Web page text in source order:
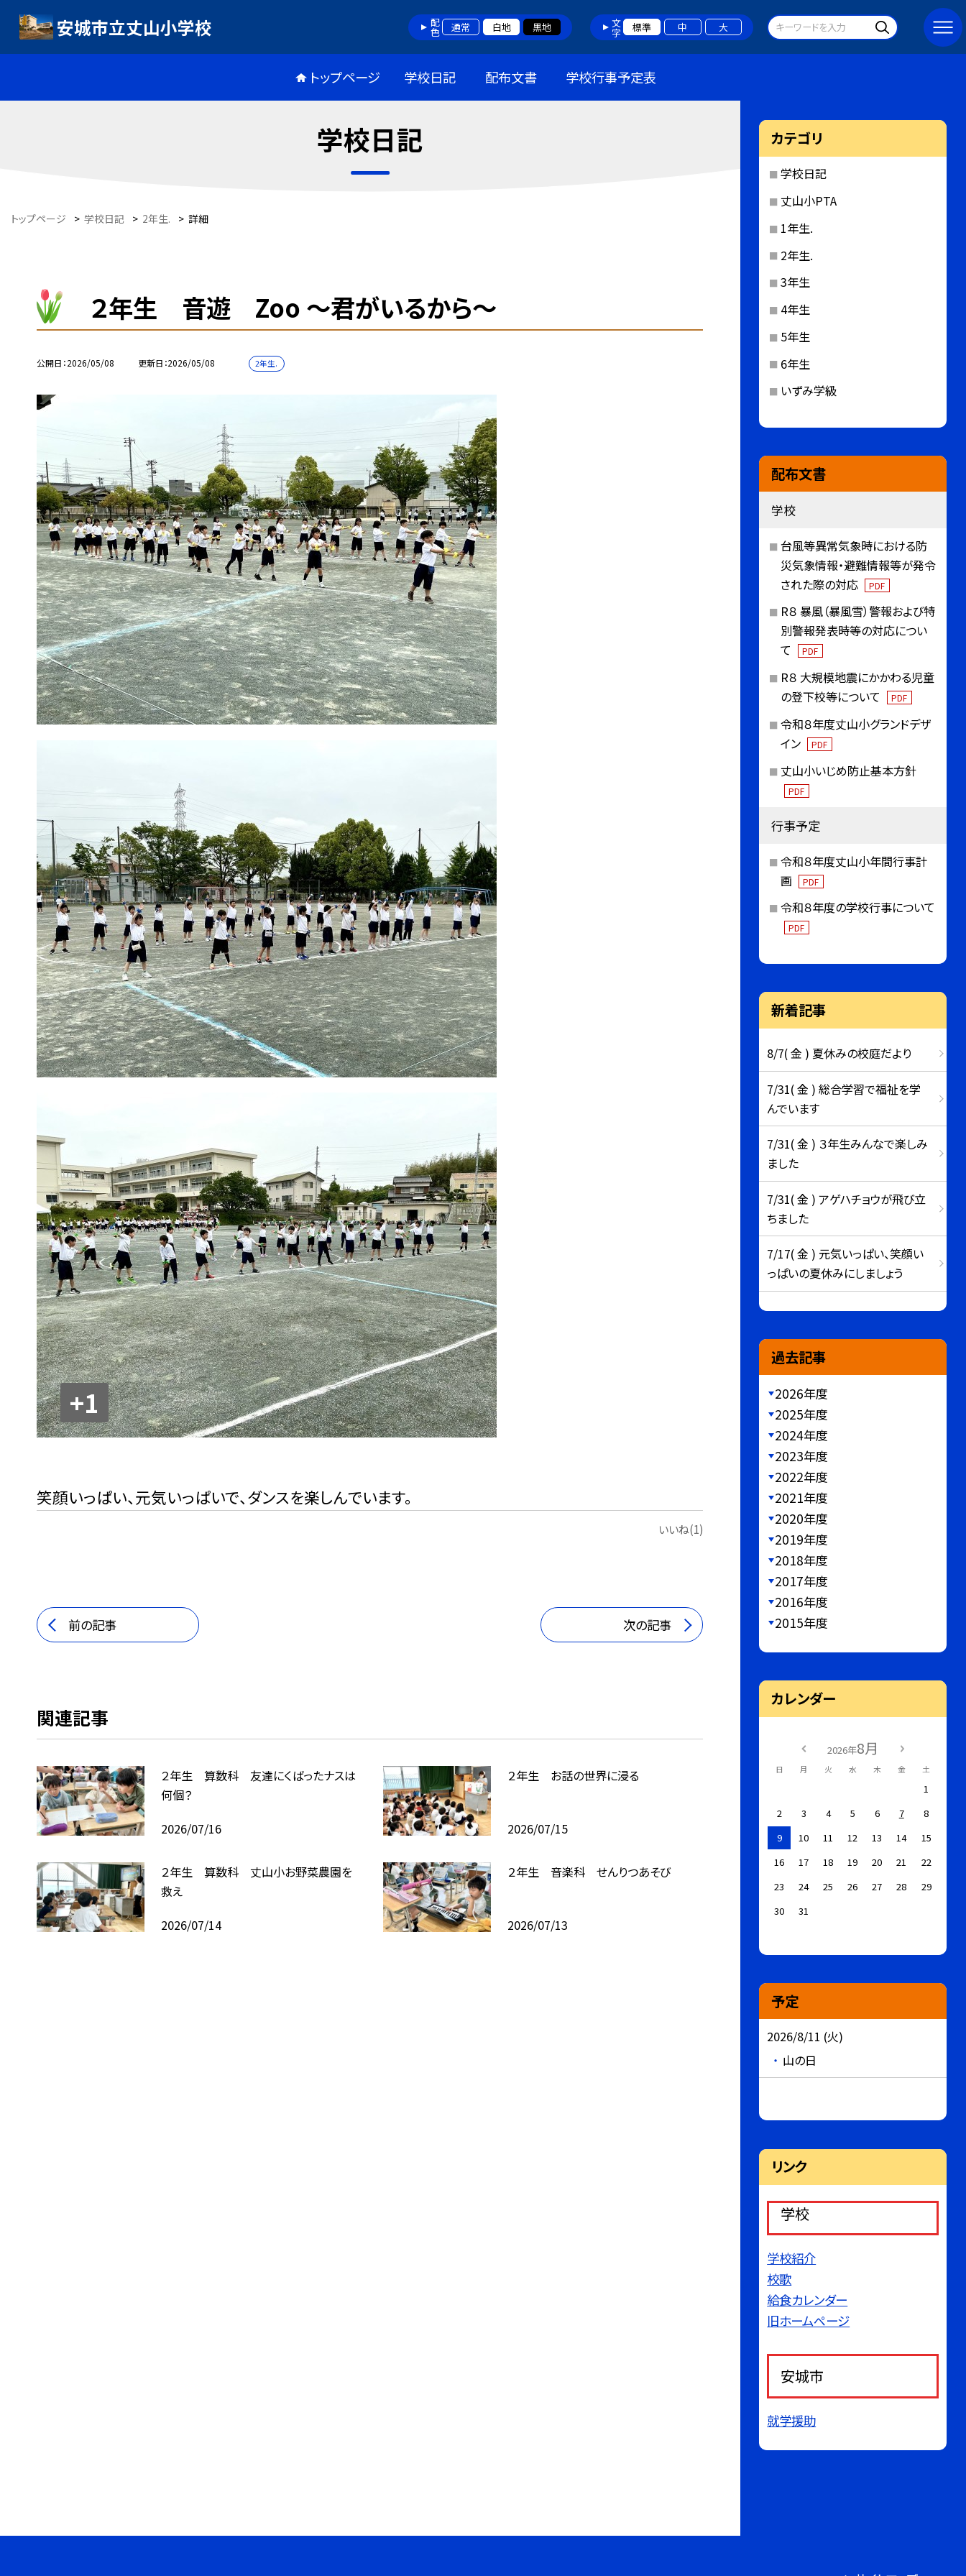
安城市立丈山小学校 配色 通常 白地 黒地 文字 標準 中 大
トップページ 学校日記 配布文書 学校行事予定表
学校日記
トップページ > 学校日記 > 2年生. > 詳細
２年生 音遊 Zoo 〜君がいるから〜
公開日 2026/05/08 更新日 2026/05/08 2年生.
+1
笑顔いっぱい、元気いっぱいで、ダンスを楽しんでいます。
いいね(1)
前の記事 次の記事
関連記事
２年生 算数科 友達にくばったナスは
何個？
2026/07/16
２年生 お話の世界に浸る
2026/07/15
２年生 算数科 丈山小お野菜農園を
救え
2026/07/14
２年生 音楽科 せんりつあそび
2026/07/13
カテゴリ
学校日記
丈山小PTA
1年生.
2年生.
3年生
4年生
5年生
6年生
いずみ学級
配布文書
学校
台風等異常気象時における防
災気象情報・避難情報等が発令
された際の対応
PDF
R８ 暴風（暴風雪）警報および特
別警報発表時等の対応につい
て
PDF
R８ 大規模地震にかかわる児童
の登下校等について
PDF
令和８年度丈山小グランドデザ
イン
PDF
丈山小いじめ防止基本方針
PDF
行事予定
令和８年度丈山小年間行事計
画
PDF
令和８年度の学校行事について
PDF
新着記事
8/7( 金 ) 夏休みの校庭だより
7/31( 金 ) 総合学習で福祉を学
んでいます
7/31( 金 ) ３年生みんなで楽しみ
ました
7/31( 金 ) アゲハチョウが飛び立
ちました
7/17( 金 ) 元気いっぱい、笑顔い
っぱいの夏休みにしましょう
過去記事
2026年度
2025年度
2024年度
2023年度
2022年度
2021年度
2020年度
2019年度
2018年度
2017年度
2016年度
2015年度
カレンダー
2026年8月
日 月 火 水 木 金 土
1
2
3 4 5 6 7
8
9
10 11 12 13 14
15
16
17 18 19 20 21
22
23
24 25 26 27 28
29
30
31
予定
2026/8/11 (火)
山の日
リンク
学校
学校紹介
校歌
給食カレンダー
旧ホームページ
安城市
就学援助